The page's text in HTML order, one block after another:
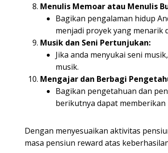
Menulis Memoar atau Menulis
Bagikan pengalaman hidup
menjadi proyek yang menarik
Musik dan Seni Pertunjukan:
Jika anda menyukai seni
musik.
Mengajar dan Berbagi
Bagikan pengetahuan dan
berikutnya dapat memberikan
Dengan menyesuaikan aktivitas
masa pensiun reward atas